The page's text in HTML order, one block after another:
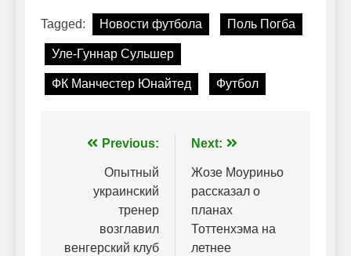
Tagged: Новости футбола Поль Погба
Уле-Гуннар Сульшер
ФК Манчестер Юнайтед Футбол
Навігація
записів
Previous:
Опытный
украинский
тренер
возглавил
венгерский клуб
Next:
Жозе Моуриньо
рассказал о
планах
Тоттенхэма на
летнее